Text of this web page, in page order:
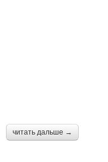
читать дальше →